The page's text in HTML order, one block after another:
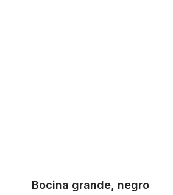
Bocina grande, negro